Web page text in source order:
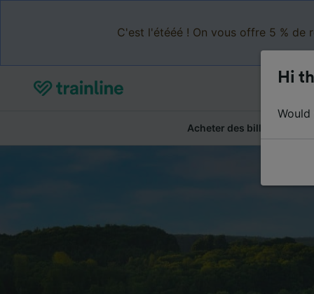
C'est l'étééé ! On vous offre 5 %
Acheter des billets
Hi